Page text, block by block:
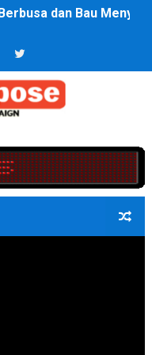
Sabu, Diduga
Salurkan Dana PIP
SulaimanBerau
Dua Bupati
Bekasi Tekan Angka
ADD Desa